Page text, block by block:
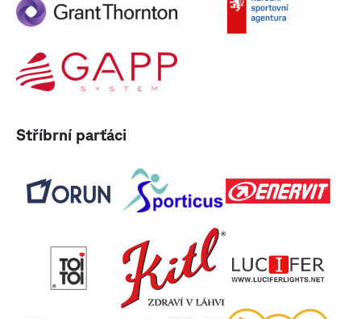
Stříbrní parťáci